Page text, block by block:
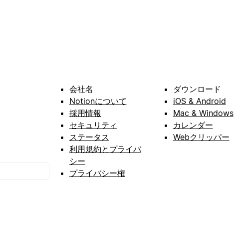
会社名
Notionについて
採用情報
セキュリティ
ステータス
利用規約とプライバ
シー
プライバシー権
ダウンロード
iOS & Android
Mac & Windows
カレンダー
Webクリッパー